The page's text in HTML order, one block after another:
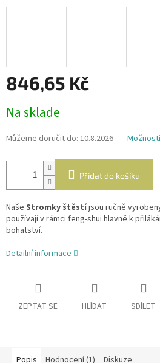
846,65 Kč
cena:
Na sklade
Můžeme doručit do: 10.8.2026
Přidat do košíku
Naše Stromky štěstíjsou ručně
používají v rámci feng-shui hlavně k
bohatství.
Detailní informace
ZEPTAT SE HLÍDAT SDÍLET
Popis Hodnocení (1) Diskuze